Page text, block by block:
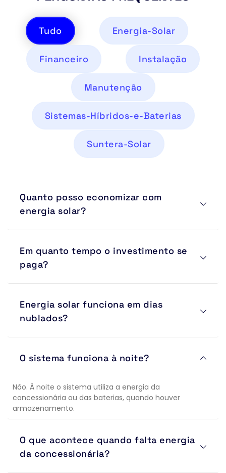
Tudo Energia-Solar
Financeiro Instalação
Manutenção
Sistemas-Híbridos-e-Baterias
Suntera-Solar
Quanto posso economizar com
energia solar?
energia elétrica, dependendo do perfil de consumo,
localização e dimensionamento do sistema.
Em quanto tempo o investimento se
paga?
retorno ocorre entre 3 e 6 anos. Após esse período, a
energia gerada representa economia direta para o
Energia solar funciona em dias
nublados?
em dias nublados ou chuvosos, porém com produção
O sistema funciona à noite?
Não. À noite o sistema utiliza a energia da
concessionária ou das baterias, quando houver
armazenamento.
O que acontece quando falta energia
da concessionária?